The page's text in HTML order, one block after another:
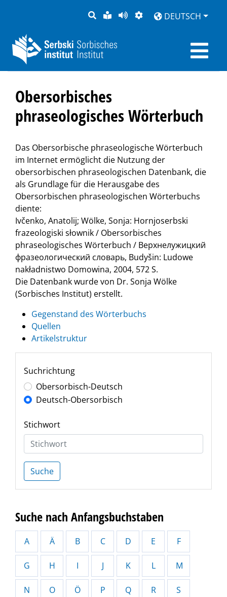
SUCHELEICHTE
SPRACHE
SEITEDARSTELLUNG
DEUTSCH
Obersorbisches
phraseologisches Wörterbuch
Das Obersorbische phraseologische Wörterbuch
im Internet ermöglicht die Nutzung der
obersorbischen phraseologischen Datenbank, die
als Grundlage für die Herausgabe des
Obersorbischen phraseologischen Wörterbuchs
diente:
Ivčenko, Anatolij; Wölke, Sonja: Hornjoserbski
frazeologiski słownik / Obersorbisches
phraseologisches Wörterbuch / Верхнелужицкий
фразеологический словарь, Budyšin: Ludowe
nakładnistwo Domowina, 2004, 572 S.
Die Datenbank wurde von Dr. Sonja Wölke
(Sorbisches Institut) erstellt.
Gegenstand des Wörterbuchs
Quellen
Artikelstruktur
Suchrichtung
Obersorbisch-Deutsch
Deutsch-Obersorbisch
Stichwort
Suche
Suche nach Anfangsbuchstaben
A Ä B C D E F
G H I J K L M
N O Ö P Q R S